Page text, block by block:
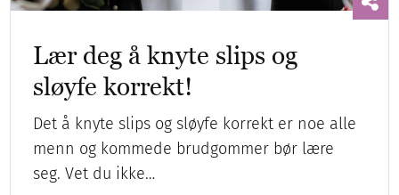
Lær deg å knyte slips og
sløyfe korrekt!
Det å knyte slips og sløyfe korrekt er noe alle
menn og kommede brudgommer bør lære
seg. Vet du ikke…